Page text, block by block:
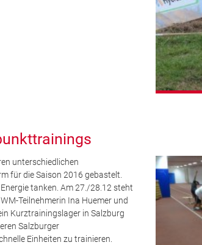
unterschiedlichen
für die Saison 2016 gebastelt.
tanken. Am 27./28.12 steht
Teilnehmerin Ina Huemer und
Kurztrainingslager in Salzburg
Salzburger
Einheiten zu trainieren.